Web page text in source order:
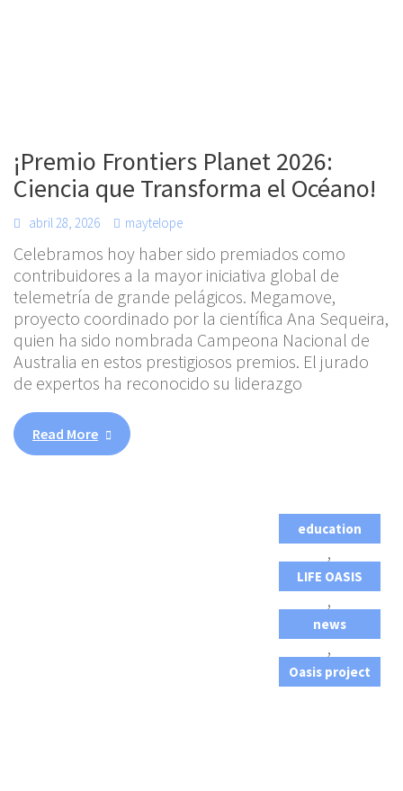
¡Premio Frontiers Planet 2026:
Ciencia que Transforma el Océano!
abril 28, 2026 maytelope
Celebramos hoy haber sido premiados como
contribuidores a la mayor iniciativa global de
telemetría de grande pelágicos. Megamove,
proyecto coordinado por la científica Ana Sequeira,
quien ha sido nombrada Campeona Nacional de
Australia en estos prestigiosos premios. El jurado
de expertos ha reconocido su liderazgo
Read More
education
,
LIFE OASIS
,
news
,
Oasis project